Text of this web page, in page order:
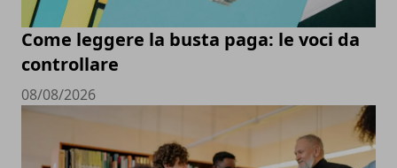
Come leggere la busta paga: le voci da
controllare
08/08/2026